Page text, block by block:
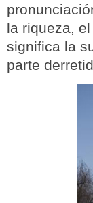
la riqueza,
significa la
parte